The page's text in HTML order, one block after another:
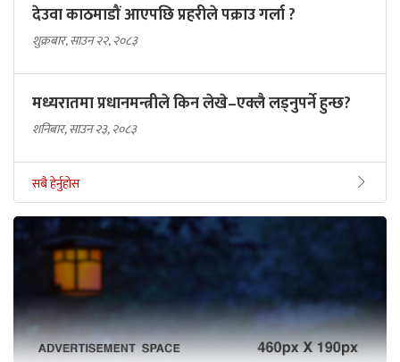
देउवा काठमाडौं आएपछि प्रहरीले पक्राउ गर्ला ?
शुक्रबार, साउन २२, २०८३
मध्यरातमा प्रधानमन्त्रीले किन लेखे–एक्लै लड्नुपर्ने हुन्छ?
शनिबार, साउन २३, २०८३
सबै हेर्नुहोस